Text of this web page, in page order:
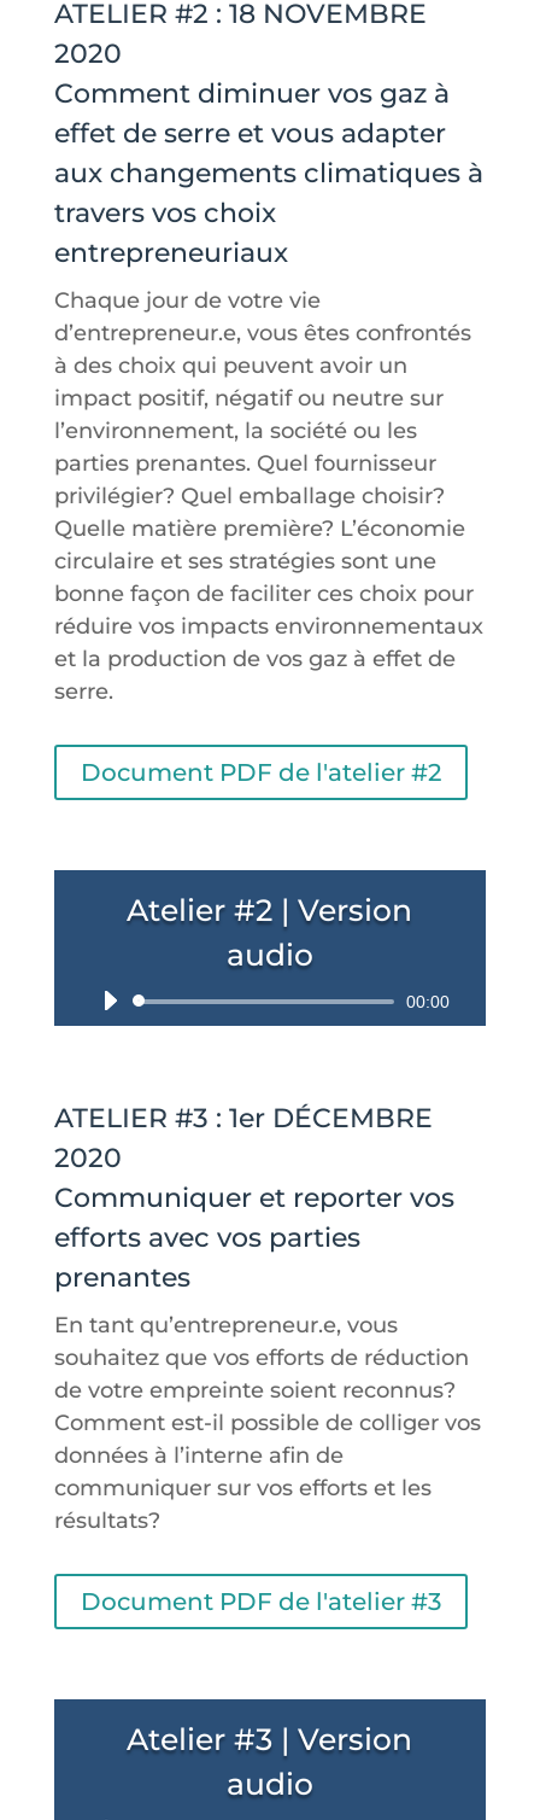
ATELIER #2 : 18 NOVEMBRE
2020
Comment diminuer vos gaz à
effet de serre et vous adapter
aux changements climatiques à
travers vos choix
entrepreneuriaux
Chaque jour de votre vie
d’entrepreneur.e, vous êtes confrontés
à des choix qui peuvent avoir un
impact positif, négatif ou neutre sur
l’environnement, la société ou les
parties prenantes. Quel fournisseur
privilégier? Quel emballage choisir?
Quelle matière première? L’économie
circulaire et ses stratégies sont une
bonne façon de faciliter ces choix pour
réduire vos impacts environnementaux
et la production de vos gaz à effet de
serre.
Document PDF de l'atelier #2
Atelier #2 | Version
audio
Lecteur
00:00
ATELIER #3 : 1er DÉCEMBRE
2020
Communiquer et reporter vos
efforts avec vos parties
prenantes
En tant qu’entrepreneur.e, vous
souhaitez que vos efforts de réduction
de votre empreinte soient reconnus?
Comment est-il possible de colliger vos
données à l’interne afin de
communiquer sur vos efforts et les
résultats?
Document PDF de l'atelier #3
Atelier #3 | Version
audio